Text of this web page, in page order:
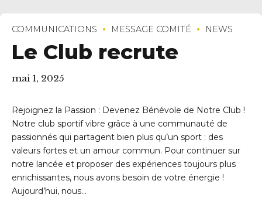
COMMUNICATIONS MESSAGE COMITÉ NEWS
Le Club recrute
mai 1, 2025
Rejoignez la Passion : Devenez Bénévole de Notre Club !
Notre club sportif vibre grâce à une communauté de
passionnés qui partagent bien plus qu’un sport : des
valeurs fortes et un amour commun. Pour continuer sur
notre lancée et proposer des expériences toujours plus
enrichissantes, nous avons besoin de votre énergie !
Aujourd’hui, nous...